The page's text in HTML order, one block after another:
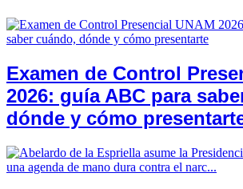
Examen de Control
2026: guía ABC para
dónde y cómo